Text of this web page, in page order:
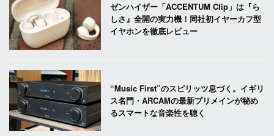
ゼンハイザー「ACCENTUM Clip」は『ら
しさ』全開の実力機！同社初イヤーカフ型
イヤホンを徹底レビュー
“Music First”のスピリッツ息づく。イギリ
ス名門・ARCAMの最新プリメインが秘め
るスマートな音楽性を聴く